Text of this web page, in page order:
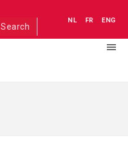
Search
NL FR ENG